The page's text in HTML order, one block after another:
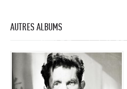
AUTRES ALBUMS